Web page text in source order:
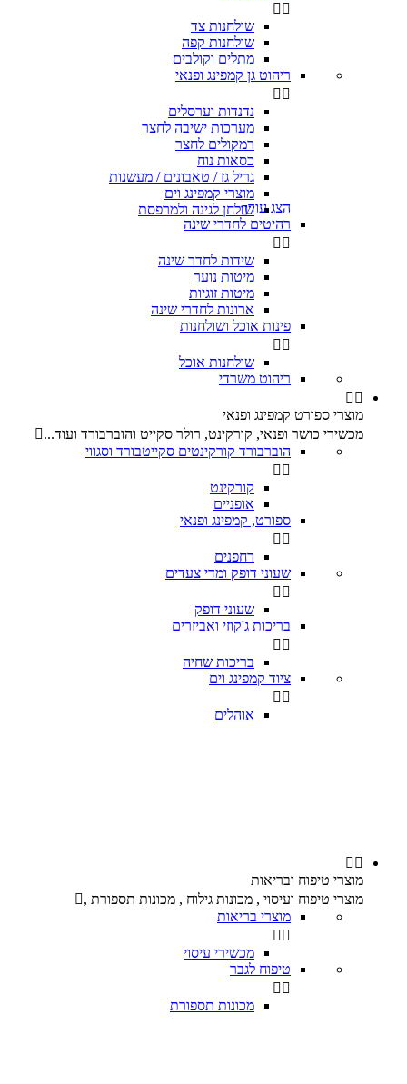
 
שולחנות צד
שולחנות קפה
מתלים וקולבים
ריהוט גן קמפינג ופנאי
 
נדנדות וערסלים
מערכות ישיבה לחצר
רמקולים לחצר
כסאות נוח
גריל גז / טאבונים / מעשנות
מוצרי קמפינג וים
שולחן לגינה ולמרפסתהצג עוד
רהיטים לחדרי שינה
 
שידות לחדר שינה
מיטות נוער
מיטות זוגיות
ארונות לחדרי שינה
פינות אוכל ושולחנות
 
שולחנות אוכל
ריהוט משרדי
 
מוצרי ספורט קמפינג ופנאי
מכשירי כושר ופנאי, קורקינט, רולר סקייט והוברבורד ועוד...
הוברבורד קורקינטים סקייטבורד וסגווי
 
קורקינט
אופניים
ספורט, קמפינג ופנאי
 
רחפנים
שעוני דופק ומדי צעדים
 
שעוני דופק
בריכות ג'קוזי ואביזרים
 
בריכות שחיה
ציוד קמפינג וים
 
אוהלים
 
מוצרי טיפוח ובריאות
מוצרי טיפוח ועיסוי , מכונות גילוח , מכונות תספורת ,
מוצרי בריאות
 
מכשירי עיסוי
טיפוח לגבר
 
מכונות תספורת